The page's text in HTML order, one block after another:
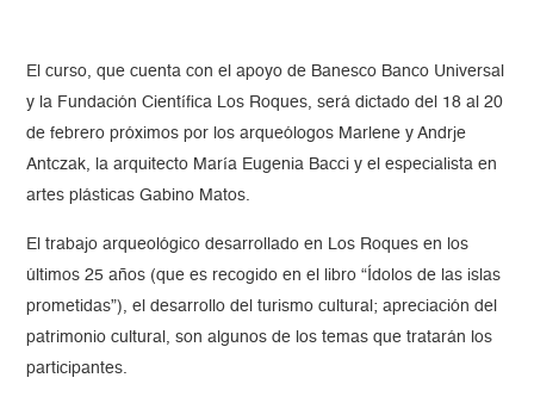
El curso, que cuenta con el apoyo de Banesco Banco Universal
y la Fundación Científica Los Roques, será dictado del 18 al 20
de febrero próximos por los arqueólogos Marlene y Andrje
Antczak, la arquitecto María Eugenia Bacci y el especialista en
artes plásticas Gabino Matos.
El trabajo arqueológico desarrollado en Los Roques en los
últimos 25 años (que es recogido en el libro “Ídolos de las islas
prometidas”), el desarrollo del turismo cultural; apreciación del
patrimonio cultural, son algunos de los temas que tratarán los
participantes.